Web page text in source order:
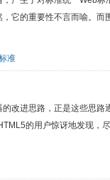
它的重要性不言而喻。而
准
改进思路，正是这些思
的用户惊讶地发现，